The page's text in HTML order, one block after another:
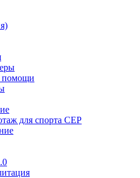
помощи
для спорта СЕР